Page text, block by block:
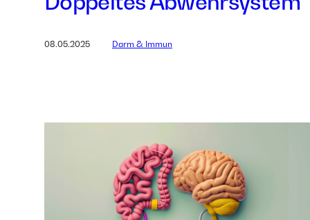
08.05.2025 Darm & Immun